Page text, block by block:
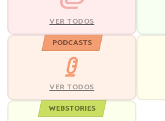
VER TODOS
PODCASTS
VER TODOS
WEBSTORIES